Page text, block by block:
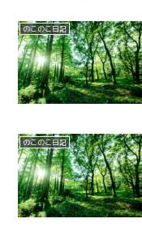
のこのこ日記
のこのこ日記